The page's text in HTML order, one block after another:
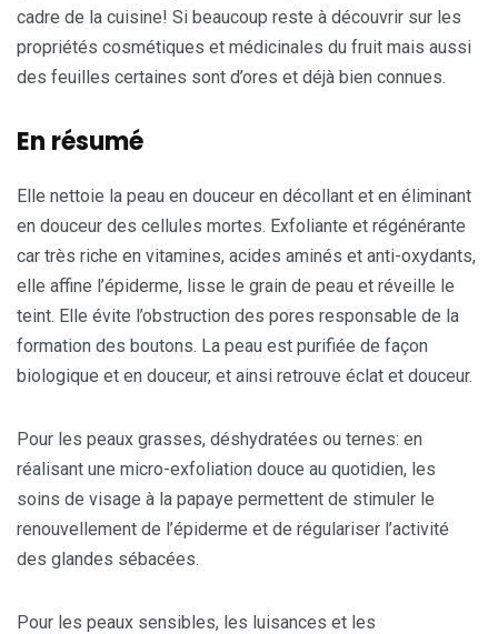
cadre de la cuisine! Si beaucoup reste à découvrir sur les
propriétés cosmétiques et médicinales du fruit mais aussi
des feuilles certaines sont d’ores et déjà bien connues.
En résumé
Elle nettoie la peau en douceur en décollant et en éliminant
en douceur des cellules mortes. Exfoliante et régénérante
car très riche en vitamines, acides aminés et anti-oxydants,
elle affine l’épiderme, lisse le grain de peau et réveille le
teint. Elle évite l’obstruction des pores responsable de la
formation des boutons. La peau est purifiée de façon
biologique et en douceur, et ainsi retrouve éclat et douceur.
Pour les peaux grasses, déshydratées ou ternes: en
réalisant une micro-exfoliation douce au quotidien, les
soins de visage à la papaye permettent de stimuler le
renouvellement de l’épiderme et de régulariser l’activité
des glandes sébacées.
Pour les peaux sensibles, les luisances et les